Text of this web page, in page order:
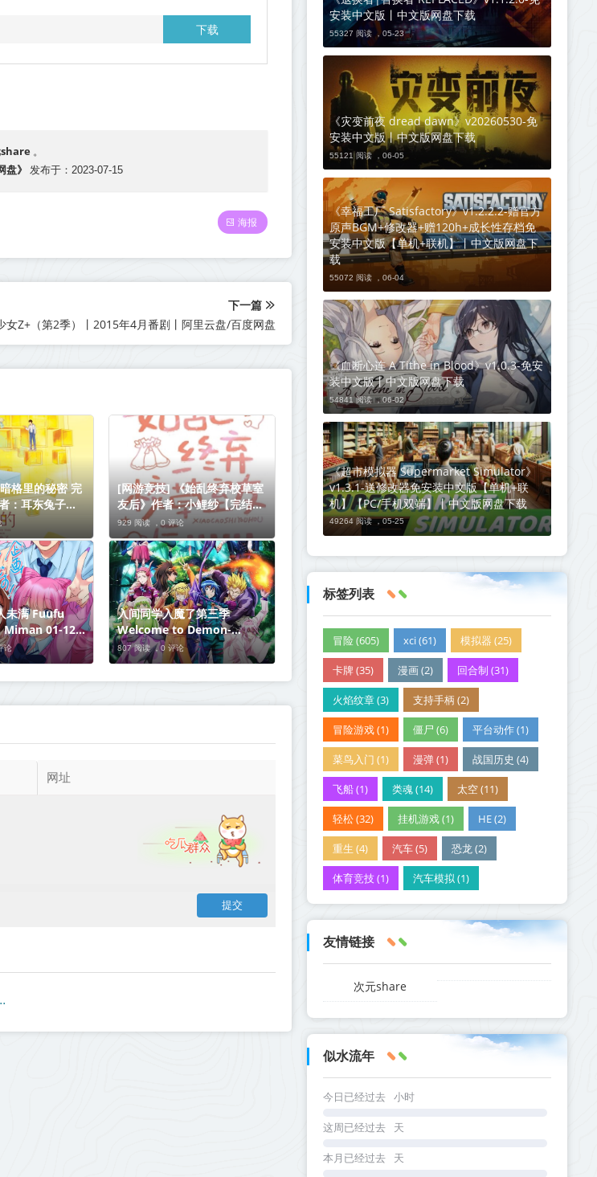
下载
。
》 发布于：2023-07-15
海报
下一篇
女Z+（第2季）丨2015年4月番剧丨阿里云盘/百度网盘
格里的秘密 完
：耳东兔子
资源百度网盘
[网游竞技] 《始乱终弃校草室
友后》作者：小鲤纱【完结】
丨百度网盘免费txt下载
929 阅读 ，0 评论
年十月
论
入间同学入魔了第三季
Welcome to Demon-
School, Iruma-kun 1-21合
集 1080 mp4 2022十月新番
807 阅读 ，0 评论
安装中文版丨中文版网盘下载
55327 阅读 ，05-23
《灾变前夜 dread dawn》v20260530-免
安装中文版丨中文版网盘下载
55121 阅读 ， 06-05
《幸福工厂 Satisfactory》v1.2.2.2-赠官方
原声BGM+修改器+赠120h+成长性存档免
安装中文版【单机+联机】丨中文版网盘下
载
55072 阅读 ， 06-04
《血断心连 A Tithe in Blood》v1.0.3-免安
装中文版丨中文版网盘下载
54841 阅读 ，06-02
《超市模拟器 Supermarket Simulator》
v1.3.1-送修改器免安装中文版【单机+联
机】【PC/手机双端】丨中文版网盘下载
49264 阅读 ，05-25
标签列表
冒险 (605) xci (61) 模拟器 (25)
卡牌 (35) 漫画 (2) 回合制 (31)
火焰纹章 (3) 支持手柄 (2)
冒险游戏 (1) 僵尸 (6) 平台动作 (1)
菜鸟入门 (1) 漫弹 (1) 战国历史 (4)
飞船 (1) 类魂 (14) 太空 (11)
轻松 (32) 挂机游戏 (1) HE (2)
重生 (4) 汽车 (5) 恐龙 (2)
体育竞技 (1) 汽车模拟 (1)
友情链接
次元share
似水流年
今日已经过去 小时
这周已经过去 天
本月已经过去 天